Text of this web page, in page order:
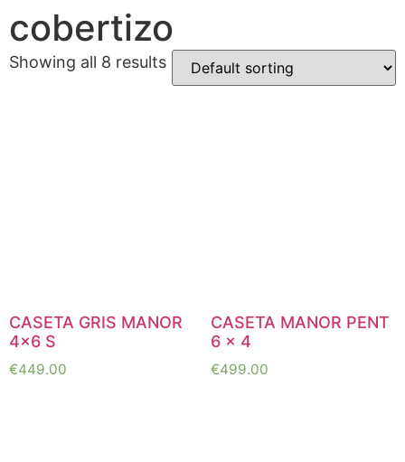
cobertizo
Showing all 8 results
CASETA GRIS MANOR
4×6 S
€449.00
CASETA MANOR PENT
6 x 4
€499.00